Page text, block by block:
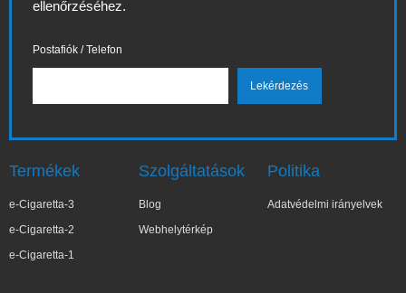
ellenőrzéséhez.
Postafiók / Telefon
Termékek
e-Cigaretta-3
e-Cigaretta-2
e-Cigaretta-1
Szolgáltatások
Blog
Webhelytérkép
Politika
Adatvédelmi irányelvek